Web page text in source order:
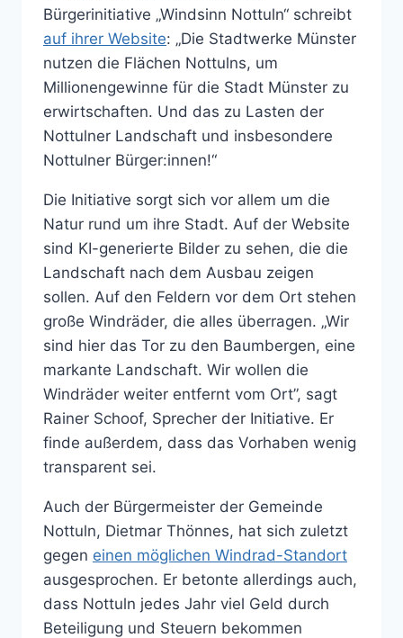
Bürgerinitiative „Windsinn Nottuln“ schreibt
auf ihrer Website: „Die Stadtwerke Münster
nutzen die Flächen Nottulns, um
Millionengewinne für die Stadt Münster zu
erwirtschaften. Und das zu Lasten der
Nottulner Landschaft und insbesondere
Nottulner Bürger:innen!“
Die Initiative sorgt sich vor allem um die
Natur rund um ihre Stadt. Auf der Website
sind KI-generierte Bilder zu sehen, die die
Landschaft nach dem Ausbau zeigen
sollen. Auf den Feldern vor dem Ort stehen
große Windräder, die alles überragen. „Wir
sind hier das Tor zu den Baumbergen, eine
markante Landschaft. Wir wollen die
Windräder weiter entfernt vom Ort”, sagt
Rainer Schoof, Sprecher der Initiative. Er
finde außerdem, dass das Vorhaben wenig
transparent sei.
Auch der Bürgermeister der Gemeinde
Nottuln, Dietmar Thönnes, hat sich zuletzt
gegen einen möglichen Windrad-Standort
ausgesprochen. Er betonte allerdings auch,
dass Nottuln jedes Jahr viel Geld durch
Beteiligung und Steuern bekommen